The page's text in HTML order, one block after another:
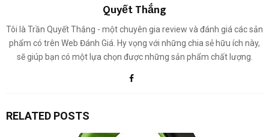
Quyết Thắng
Tôi là Trần Quyết Thắng - một chuyên gia review và đánh giá các sản
phẩm có trên Web Đánh Giá. Hy vọng với những chia sẻ hữu ích này,
sẽ giúp bạn có một lựa chọn được những sản phẩm chất lượng.
RELATED POSTS